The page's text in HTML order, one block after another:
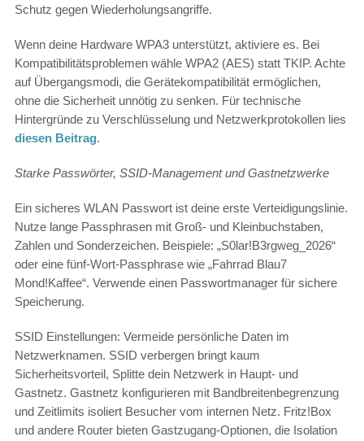
Schutz gegen Wiederholungsangriffe.
Wenn deine Hardware WPA3 unterstützt, aktiviere es. Bei
Kompatibilitätsproblemen wähle WPA2 (AES) statt TKIP. Achte
auf Übergangsmodi, die Gerätekompatibilität ermöglichen,
ohne die Sicherheit unnötig zu senken. Für technische
Hintergründe zu Verschlüsselung und Netzwerkprotokollen lies
diesen Beitrag.
Starke Passwörter, SSID-Management und Gastnetzwerke
Ein sicheres WLAN Passwort ist deine erste Verteidigungslinie.
Nutze lange Passphrasen mit Groß- und Kleinbuchstaben,
Zahlen und Sonderzeichen. Beispiele: „S0lar!B3rgweg_2026“
oder eine fünf-Wort-Passphrase wie „Fahrrad Blau7
Mond!Kaffee“. Verwende einen Passwortmanager für sichere
Speicherung.
SSID Einstellungen: Vermeide persönliche Daten im
Netzwerknamen. SSID verbergen bringt kaum
Sicherheitsvorteil, Splitte dein Netzwerk in Haupt- und
Gastnetz. Gastnetz konfigurieren mit Bandbreitenbegrenzung
und Zeitlimits isoliert Besucher vom internen Netz. Fritz!Box
und andere Router bieten Gastzugang-Optionen, die Isolation